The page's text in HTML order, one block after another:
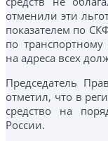
отменили эти
показателем по
по
на адреса всех
Председатель
отметил, что в
средство на
России.